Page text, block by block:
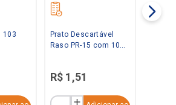
103
Prato Descartável
Raso PR-15 com 10
R$ 1 ,51